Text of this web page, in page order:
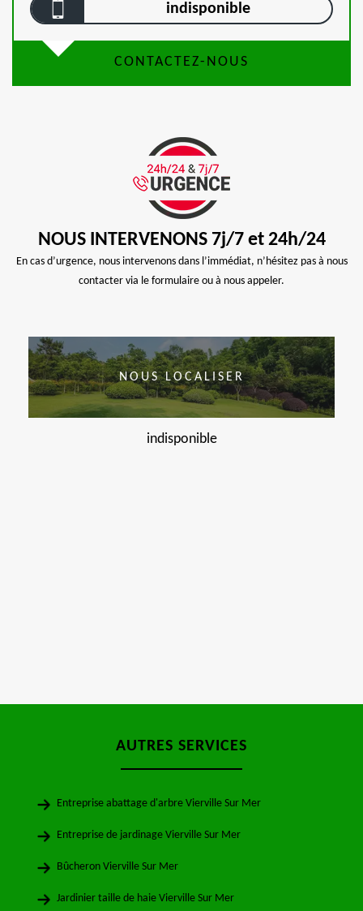
indisponible
CONTACTEZ-NOUS
NOUS INTERVENONS 7j/7 et 24h/24
En cas d’urgence, nous intervenons dans l’immédiat, n’hésitez pas à nous
contacter via le formulaire ou à nous appeler.
NOUS LOCALISER
indisponible
AUTRES SERVICES
Entreprise abattage d'arbre Vierville Sur Mer
Entreprise de jardinage Vierville Sur Mer
Bûcheron Vierville Sur Mer
Jardinier taille de haie Vierville Sur Mer